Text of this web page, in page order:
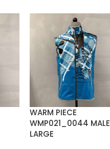
WARM PIECE
WMP021_0044 MALE
LARGE